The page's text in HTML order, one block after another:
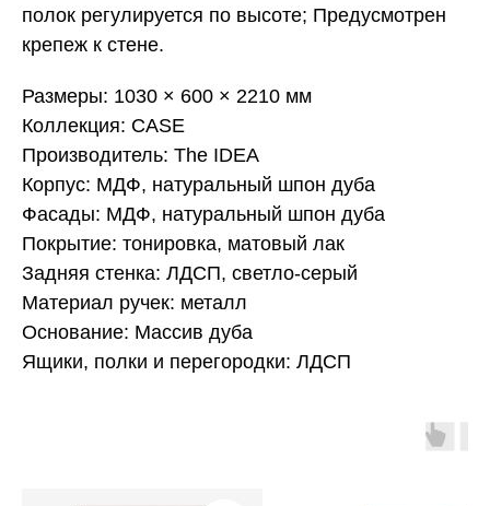
полок регулируется по высоте; Предусмотрен
крепеж к стене.
Размеры: 1030 × 600 × 2210 мм
Коллекция: CASE
Производитель: The IDEA
Корпус: МДФ, натуральный шпон дуба
Фасады: МДФ, натуральный шпон дуба
Покрытие: тонировка, матовый лак
Задняя стенка: ЛДСП, светло-серый
Материал ручек: металл
Основание: Массив дуба
Ящики, полки и перегородки: ЛДСП